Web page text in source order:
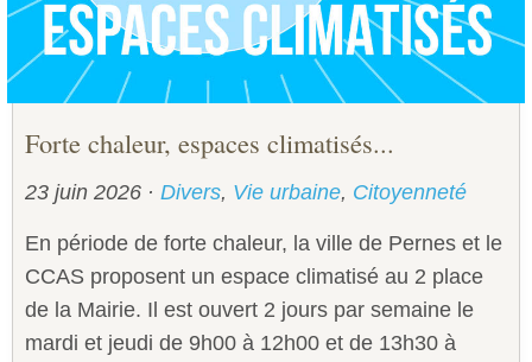
Forte chaleur, espaces climatisés...
23 juin 2026 · Divers, Vie urbaine, Citoyenneté
En période de forte chaleur, la ville de Pernes et le
CCAS proposent un espace climatisé au 2 place
de la Mairie. Il est ouvert 2 jours par semaine le
mardi et jeudi de 9h00 à 12h00 et de 13h30 à